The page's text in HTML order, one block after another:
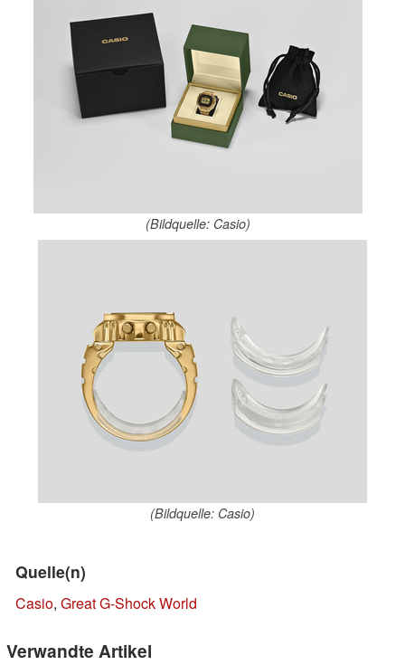
(Bildquelle: Casio)
(Bildquelle: Casio)
Quelle(n)
Casio, Great G-Shock World
Verwandte Artikel